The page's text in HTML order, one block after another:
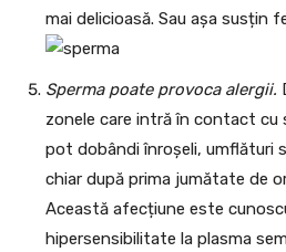
mai delicioasă. Sau așa susțin
Sperma poate provoca alergii.
zonele care intră în contact cu
pot dobândi înroșeli, umflături
chiar după prima jumătate de
Această afecțiune este
hipersensibilitate la plasma